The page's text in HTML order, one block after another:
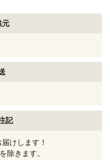
元
記
けします！
除きます。